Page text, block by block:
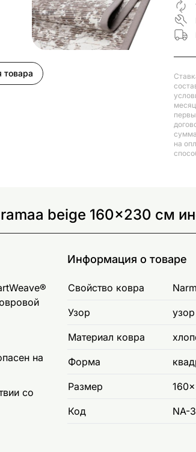
товара
на
beige 160x230 см
на
со
Информация о товаре
Свойство ковра
Узор узор
Материал ковра
Форма
Размер
Код NA-